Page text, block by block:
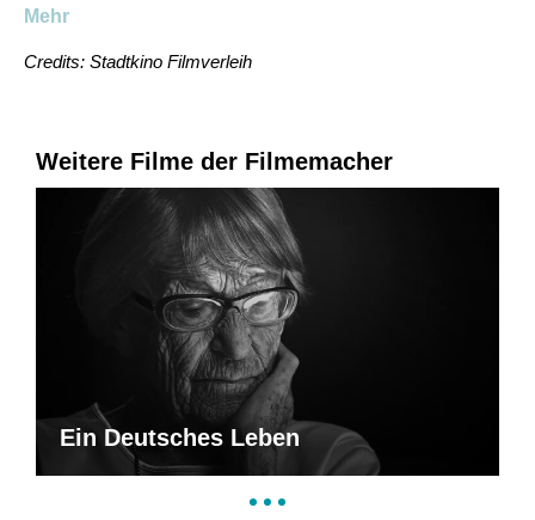
Mehr
Credits: Stadtkino Filmverleih
Weitere Filme der Filmemacher
Ein Deutsches Leben